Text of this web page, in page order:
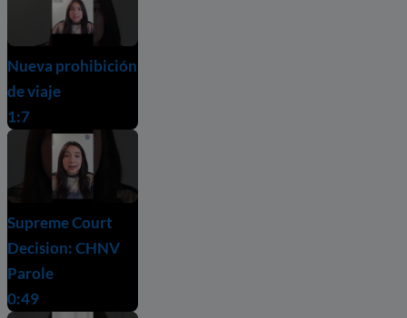
Nueva prohibición
de viaje
1:7
Supreme Court
Decision: CHNV
Parole
0:49